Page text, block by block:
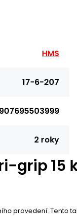
HMS
17-6-207
2 roky
grip 15
provedení. Tento